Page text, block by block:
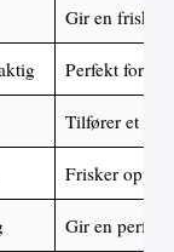
Gir en frisk
Perfekt for å
Tilfører et
Frisker opp
Gir en perfekt